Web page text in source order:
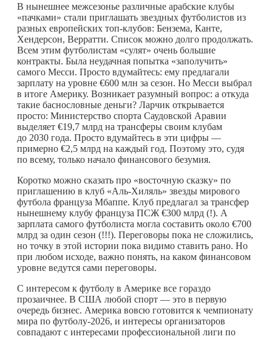
В нынешнее межсезонье различные арабские клубы
«пачками» стали приглашать звездных футболистов из
разных европейских топ-клубов: Бензема, Канте,
Хендерсон, Верратти. Список можно долго продолжать.
Всем этим футболистам «сулят» очень большие
контракты. Была неудачная попытка «заполучить»
самого Месси. Просто вдумайтесь: ему предлагали
зарплату на уровне €600 млн за сезон. Но Месси выбрал
в итоге Америку. Возникает разумный вопрос: а откуда
такие баснословные деньги? Ларчик открывается
просто: Министерство спорта Саудовской Аравии
выделяет €19,7 млрд на трансферы своим клубам
до 2030 года. Просто вдумайтесь в эти цифры —
примерно €2,5 млрд на каждый год. Поэтому это, судя
по всему, только начало финансового безумия.
Коротко можно сказать про «восточную сказку» по
приглашению в клуб «Аль-Хиляль» звезды мирового
футбола француза Мбаппе. Клуб предлагал за трансфер
нынешнему клубу француза ПСЖ €300 млрд (!). А
зарплата самого футболиста могла составить около €700
млрд за один сезон (!!!). Переговоры пока не сложились,
но точку в этой истории пока видимо ставить рано. Но
при любом исходе, важно понять, на каком финансовом
уровне ведутся сами переговоры.
С интересом к футболу в Америке все гораздо
прозаичнее. В США любой спорт — это в первую
очередь бизнес. Америка вовсю готовится к чемпионату
мира по футболу-2026, и интересы организаторов
совпадают с интересами профессиональной лиги по